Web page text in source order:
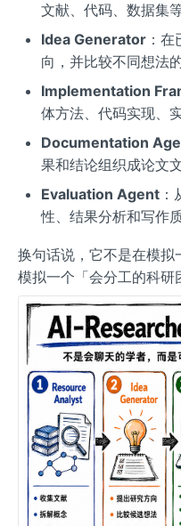
文献、代码、数据集
Idea Generator：在
向，并比较不同想法
Implementation
体方法、代码实现、
Documentation
果和结论组织成论文
Evaluation Agent：
性、结果分析和写作
换句话说，它不是在模拟
模拟一个「会分工的科研